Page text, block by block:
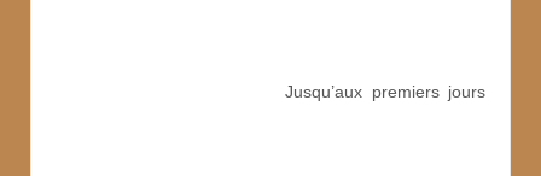
Jusqu’aux premiers jours